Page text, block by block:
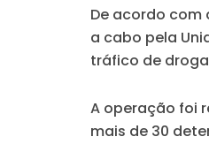
De acordo
a cabo pela
tráfico de
A operação foi
mais de 30